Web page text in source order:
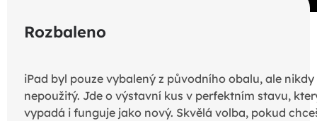
Rozbaleno
iPad byl pouze vybalený z původního obalu, ale nikdy
nepoužitý. Jde o výstavní kus v perfektním stavu,
vypadá i funguje jako nový. Skvělá volba, pokud